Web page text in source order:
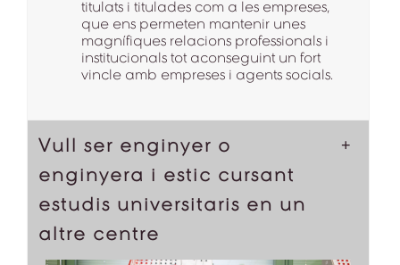
titulats i titulades com a les empreses,
que ens permeten mantenir unes
magnífiques relacions professionals i
institucionals tot aconseguint un fort
vincle amb empreses i agents socials.
Vull ser enginyer o
enginyera i estic cursant
estudis universitaris en un
altre centre